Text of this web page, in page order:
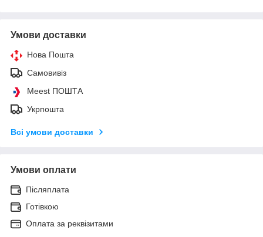
Умови доставки
Нова Пошта
Самовивіз
Meest ПОШТА
Укрпошта
Всі умови доставки
Умови оплати
Післяплата
Готівкою
Оплата за реквізитами